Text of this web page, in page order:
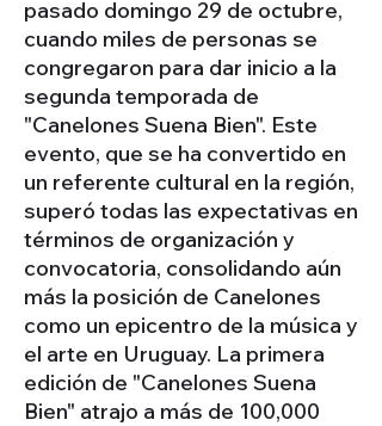
pasado domingo 29 de octubre,
cuando miles de personas se
congregaron para dar inicio a la
segunda temporada de
"Canelones Suena Bien". Este
evento, que se ha convertido en
un referente cultural en la región,
superó todas las expectativas en
términos de organización y
convocatoria, consolidando aún
más la posición de Canelones
como un epicentro de la música y
el arte en Uruguay. La primera
edición de "Canelones Suena
Bien" atrajo a más de 100,000